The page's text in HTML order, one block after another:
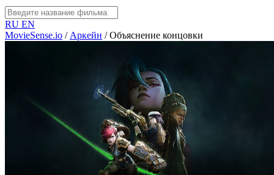
RU EN
MovieSense.io / Аркейн / Объяснение концовки